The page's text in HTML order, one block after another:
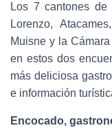
Los 7 cantones de
Lorenzo,
Muisne y la
en estos dos
más deliciosa
e información
Encocado,